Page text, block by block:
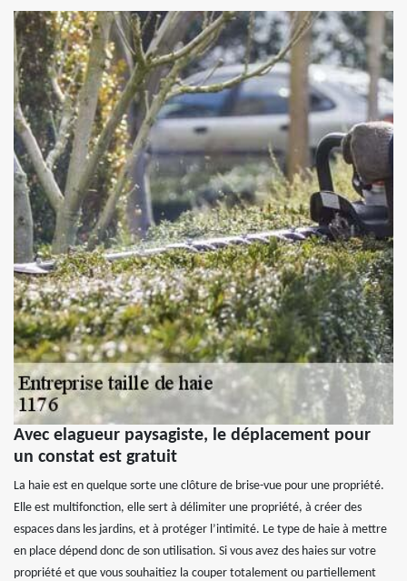
Avec elagueur paysagiste, le déplacement pour
un constat est gratuit
La haie est en quelque sorte une clôture de brise-vue pour une propriété.
Elle est multifonction, elle sert à délimiter une propriété, à créer des
espaces dans les jardins, et à protéger l’intimité. Le type de haie à mettre
en place dépend donc de son utilisation. Si vous avez des haies sur votre
propriété et que vous souhaitiez la couper totalement ou partiellement